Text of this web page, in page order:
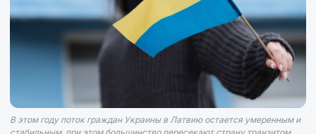
В этом году поток граждан Украины в Латвию остается умеренным и